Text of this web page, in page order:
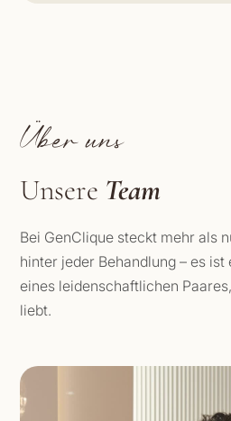
Über uns
Unsere Team
Bei GenClique steckt mehr als
hinter jeder Behandlung – es
eines leidenschaftlichen
liebt.